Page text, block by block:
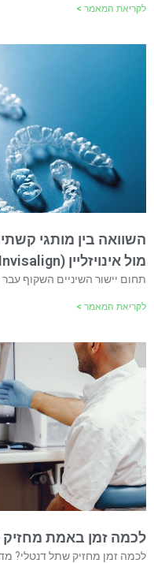
לקריאת המאמר >
מול אינויזליין (Invisalign)
תחום יישור השיניים השקוף
לקריאת המאמר >
לכמה זמן באמת מחזיק
לכמה זמן מחזיק שתל דנטלי?